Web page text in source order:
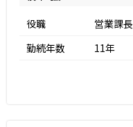
役職
営業課長
勤続年数
11年